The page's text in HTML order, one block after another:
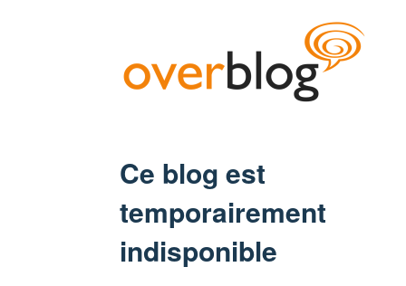
Ce blog est
temporairement
indisponible